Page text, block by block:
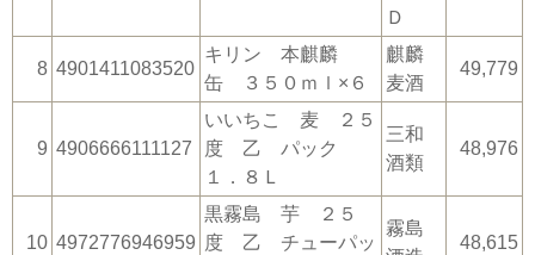
Ｄ
8 4901411083520
キリン 本麒麟
缶 ３５０ｍｌ×６
麒麟
麦酒
49,779
9 4906666111127
いいちこ 麦 ２５
度 乙 パック
１．８Ｌ
三和
酒類
48,976
10 4972776946959
黒霧島 芋 ２５
度 乙 チューパッ
霧島
48,615